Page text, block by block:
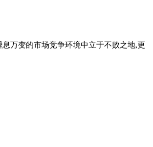
万变的市场竞争环境中立于不败之地,更